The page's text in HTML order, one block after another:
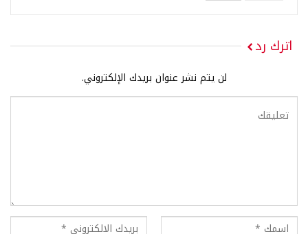
اترك رد
لن يتم نشر عنوان بريدك الإلكتروني.